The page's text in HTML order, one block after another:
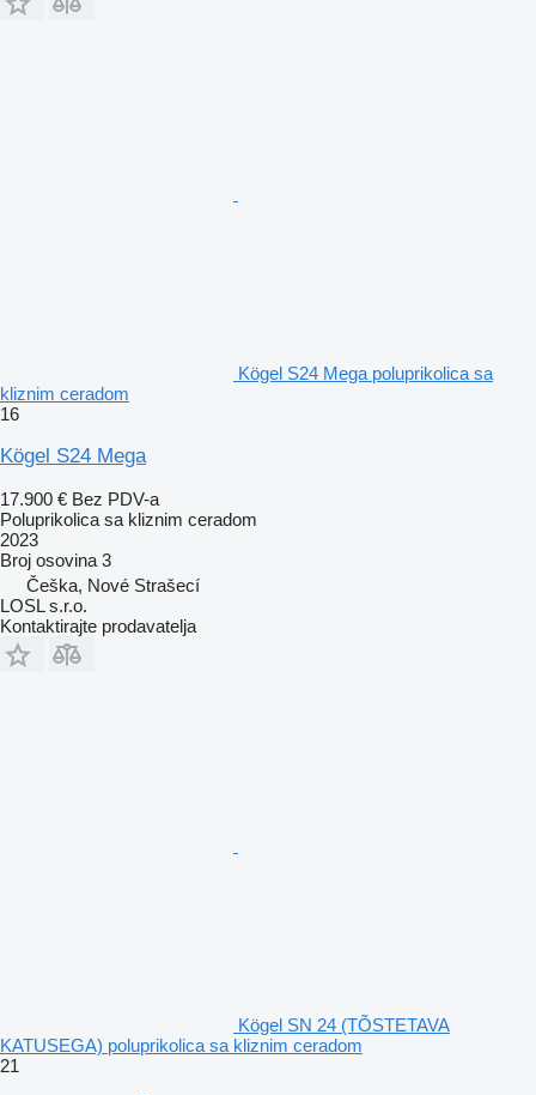
Kögel S24 Mega poluprikolica sa
kliznim ceradom
16
Kögel S24 Mega
17.900 € Bez PDV-a
Poluprikolica sa kliznim ceradom
2023
Broj osovina 3
Češka, Nové Strašecí
LOSL s.r.o.
Kontaktirajte prodavatelja
Kögel SN 24 (TÕSTETAVA
KATUSEGA) poluprikolica sa kliznim ceradom
21